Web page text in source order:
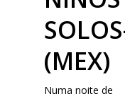
(MEX)
Numa noite de